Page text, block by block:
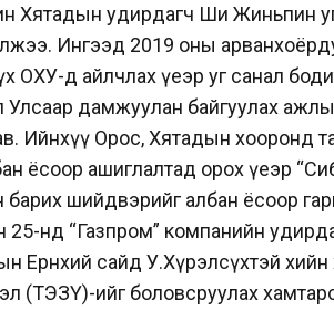
Хятадын удирдагч Ши Жиньпин
Ингээд 2019 оны
ОХУ-д айлчлах үеэр уг санал
Улсаар дамжуулан байгуулах
Ийнхүү Орос, Хятадын хооронд
ёсоор ашиглалтад орох үеэр
шийдвэрийг албан ёсоор
нд “Газпром” компанийн
Ерөнхий сайд У.Хүрэлсүхтэй хийн
(ТЭЗҮ)-ийг боловсруулах